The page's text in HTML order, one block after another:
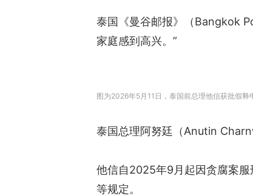
泰国《曼谷邮报》（Bangkok
家庭感到高兴。”
图为2026年5月11日，泰国前总理他信获批假
泰国总理阿努廷（Anutin
他信自2025年9月起因贪腐案服
等规定。